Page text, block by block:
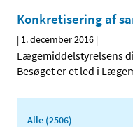
Konkretisering af
| 1. december 2016 |
Lægemiddelstyrelsens
Besøget er et led i
Alle (2506)